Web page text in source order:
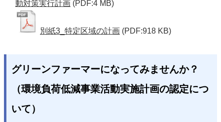
動対策実行計画 (PDF:4 MB)
別紙3_特定区域の計画 (PDF:918 KB)
グリーンファーマーになってみませんか？
（環境負荷低減事業活動実施計画の認定につ
いて）